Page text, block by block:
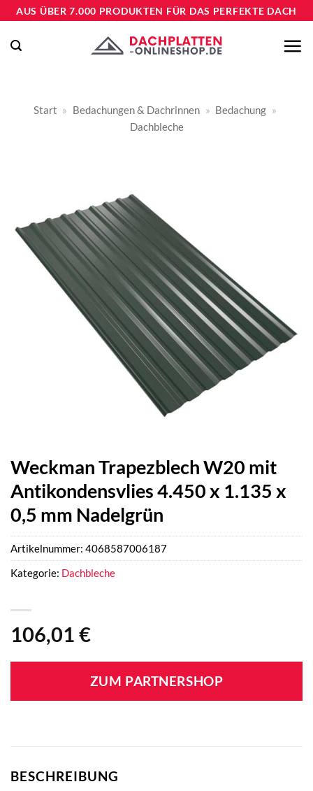
Zum
springen
AUS ÜBER 7.000 PRODUKTEN FÜR DAS PERFEKTE DACH
Start » Bedachungen & Dachrinnen » Bedachung »
Dachbleche
Weckman Trapezblech W20 mit
Antikondensvlies 4.450 x 1.135 x
0,5 mm Nadelgrün
106,01 €
ZUM PARTNERSHOP
Artikelnummer: 4068587006187
Kategorie: Dachbleche
BESCHREIBUNG